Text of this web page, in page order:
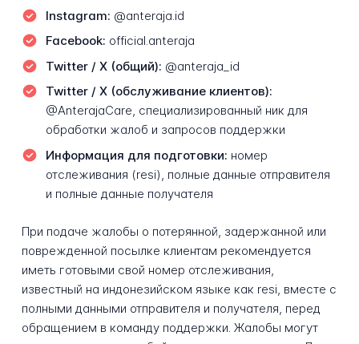
Instagram: @anteraja.id
Facebook: official.anteraja
Twitter / X (общий): @anteraja_id
Twitter / X (обслуживание клиентов):
@AnterajaCare, специализированный ник для
обработки жалоб и запросов поддержки
Информация для подготовки: номер
отслеживания (resi), полные данные отправителя
и полные данные получателя
При подаче жалобы о потерянной, задержанной или
поврежденной посылке клиентам рекомендуется
иметь готовыми свой номер отслеживания,
известный на индонезийском языке как resi, вместе с
полными данными отправителя и получателя, перед
обращением в команду поддержки. Жалобы могут